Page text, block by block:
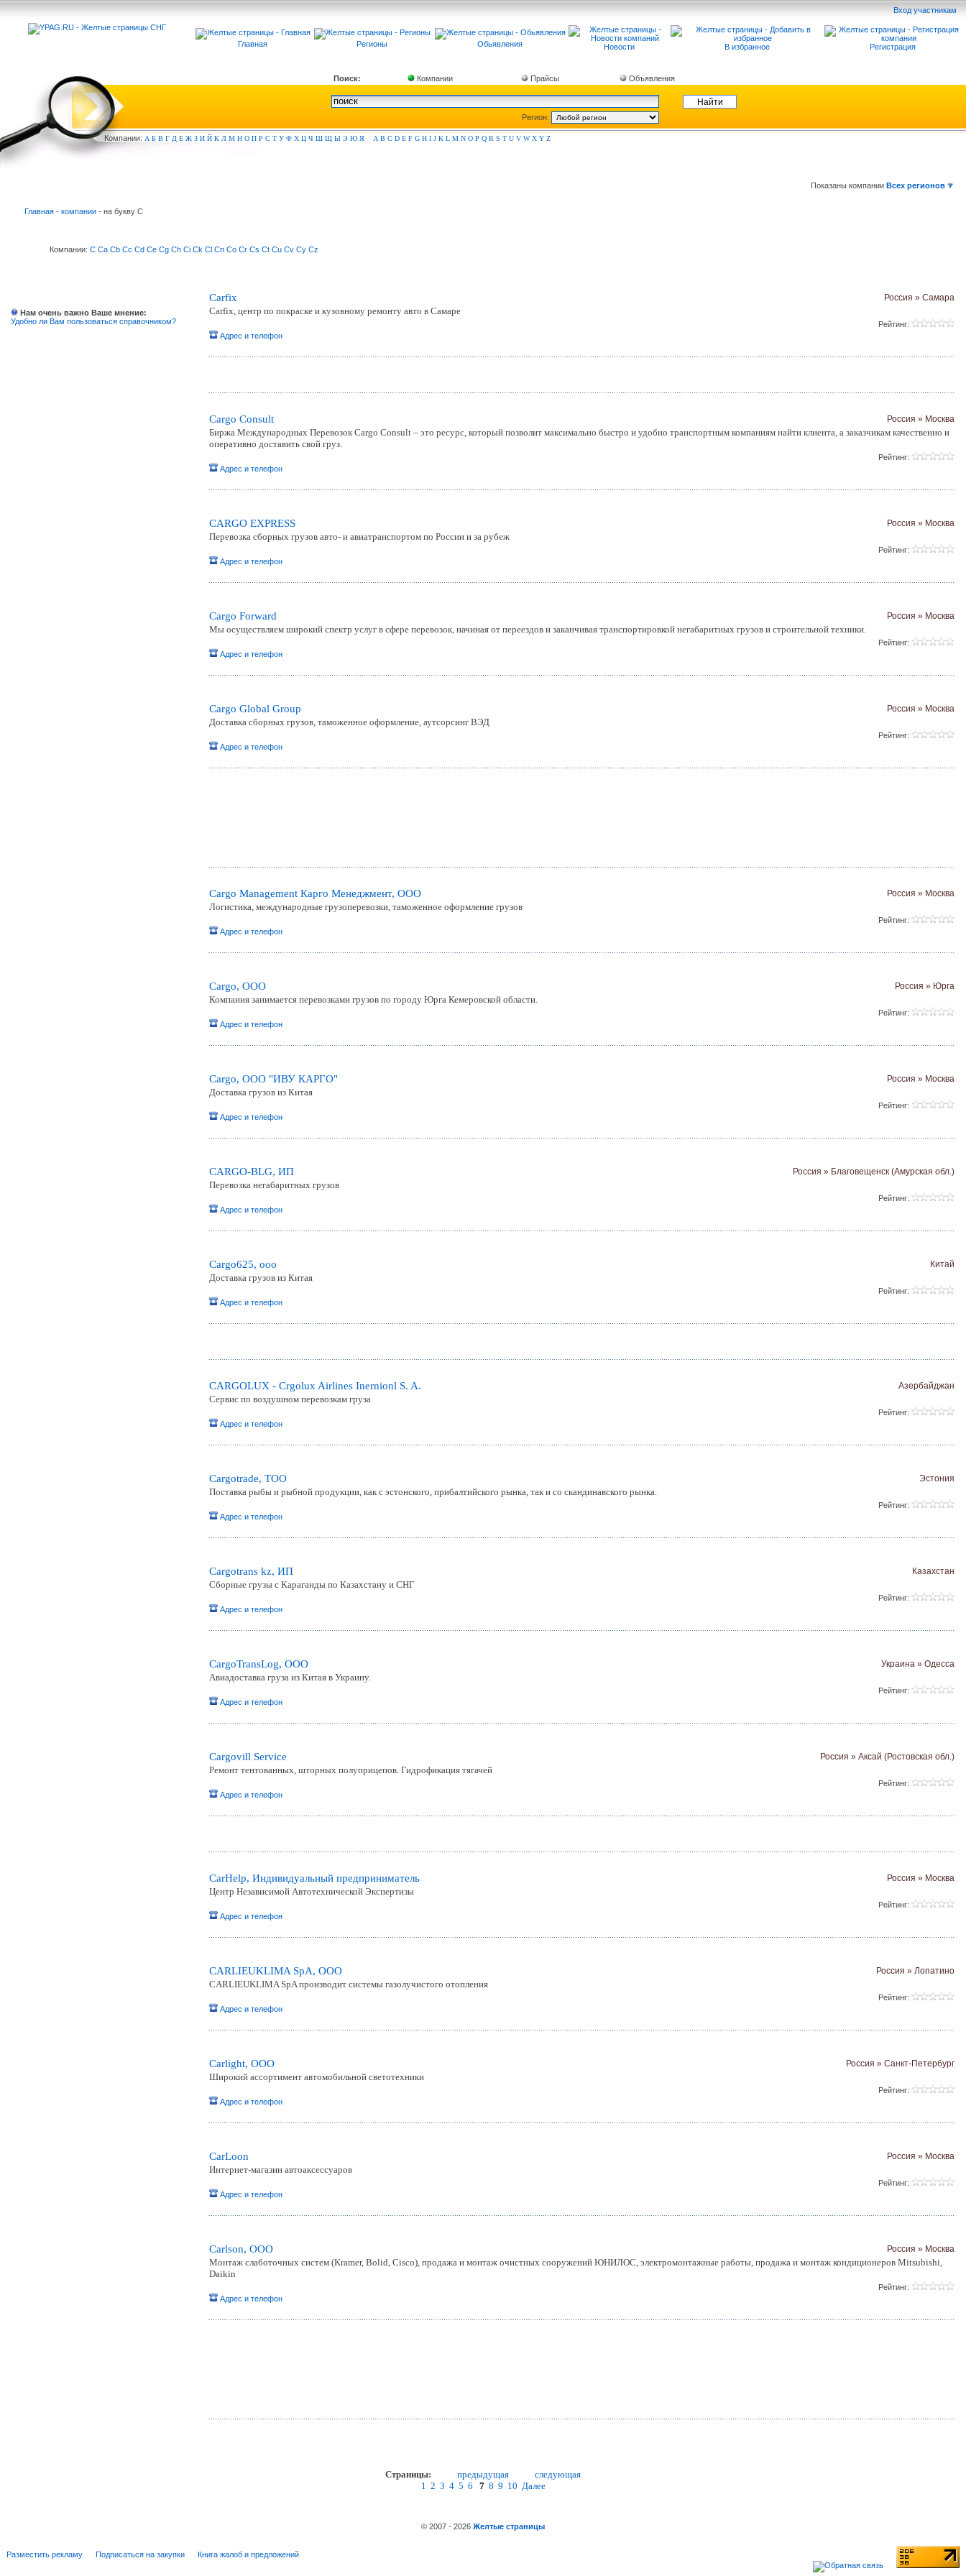
Вход участникам
Главная Регионы Обьявления Новости В избранное Регистрация
Поиск: Компании Прайсы Объявления
Регион:
Компании: А Б В Г Д Е Ж З И Й К Л М Н О П Р С Т У Ф Х Ц Ч Ш Щ Ы Э Ю Я A B C D E F G H I J K L M N O P Q R S T U V W X Y Z
Показаны компании Всех регионов
Главная - компании - на букву C
Компании: C Ca Cb Cc Cd Ce Cg Ch Ci Ck Cl Cn Co Cr Cs Ct Cu Cv Cy Cz
Нам очень важно Ваше мнение:
Удобно ли Вам пользоваться справочником?
Carfix Россия » Самара
Carfix, центр по покраске и кузовному ремонту авто в Самаре
Рейтинг:
Адрес и телефон
Cargo Consult Россия » Москва
Биржа Международных Перевозок Cargo Consult – это ресурс, который позволит максимально быстро и удобно транспортным компаниям найти клиента, а заказчикам качественно и
оперативно доставить свой груз.
Рейтинг:
Адрес и телефон
CARGO EXPRESS Россия » Москва
Перевозка сборных грузов авто- и авиатранспортом по России и за рубеж
Рейтинг:
Адрес и телефон
Cargo Forward Россия » Москва
Мы осуществляем широкий спектр услуг в сфере перевозок, начиная от переездов и заканчивая транспортировкой негабаритных грузов и строительной техники.
Рейтинг:
Адрес и телефон
Cargo Global Group Россия » Москва
Доставка сборных грузов, таможенное оформление, аутсорсинг ВЭД
Рейтинг:
Адрес и телефон
Cargo Management Карго Менеджмент, ООО Россия » Москва
Логистика, международные грузоперевозки, таможенное оформление грузов
Рейтинг:
Адрес и телефон
Cargo, ООО Россия » Юрга
Компания занимается перевозками грузов по городу Юрга Кемеровской области.
Рейтинг:
Адрес и телефон
Cargo, ООО "ИВУ КАРГО" Россия » Москва
Доставка грузов из Китая
Рейтинг:
Адрес и телефон
CARGO-BLG, ИП Россия » Благовещенск (Амурская обл.)
Перевозка негабаритных грузов
Рейтинг:
Адрес и телефон
Cargo625, ооо Китай
Доставка грузов из Китая
Рейтинг:
Адрес и телефон
CARGOLUX - Crgolux Airlines Inernionl S. A. Азербайджан
Сервис по воздушном перевозкам груза
Рейтинг:
Адрес и телефон
Cargotrade, ТОО Эстония
Поставка рыбы и рыбной продукции, как с эстонского, прибалтийского рынка, так и со скандинавского рынка.
Рейтинг:
Адрес и телефон
Cargotrans kz, ИП Казахстан
Сборные грузы с Караганды по Казахстану и СНГ
Рейтинг:
Адрес и телефон
CargoTransLog, OOO Украина » Одесса
Авиадоставка груза из Китая в Украину.
Рейтинг:
Адрес и телефон
Cargovill Service Россия » Аксай (Ростовская обл.)
Ремонт тентованных, шторных полуприцепов. Гидрофикация тягачей
Рейтинг:
Адрес и телефон
CarHelp, Индивидуальный предприниматель Россия » Москва
Центр Независимой Автотехнической Экспертизы
Рейтинг:
Адрес и телефон
CARLIEUKLIMA SpA, ООО Россия » Лопатино
CARLIEUKLIMA SpA производит системы газолучистого отопления
Рейтинг:
Адрес и телефон
Carlight, ООО Россия » Санкт-Петербург
Широкий ассортимент автомобильной светотехники
Рейтинг:
Адрес и телефон
CarLoon Россия » Москва
Интернет-магазин автоаксессуаров
Рейтинг:
Адрес и телефон
Carlson, ООО Россия » Москва
Монтаж слаботочных систем (Kramer, Bolid, Cisco), продажа и монтаж очистных сооружений ЮНИЛОС, электромонтажные работы, продажа и монтаж кондиционеров Mitsubishi,
Daikin
Рейтинг:
Адрес и телефон
Страницы: предыдущая
следующая
1 2 3 4 5 6 7 8 9 10 Далее
© 2007 - 2026 Желтые страницы
Разместить рекламу Подписаться на закупки Книга жалоб и предложений